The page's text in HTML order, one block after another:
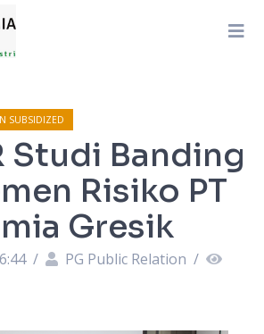
SUBSIDIZED
Studi Banding
Risiko PT
Gresik
/ PG Public Relation /